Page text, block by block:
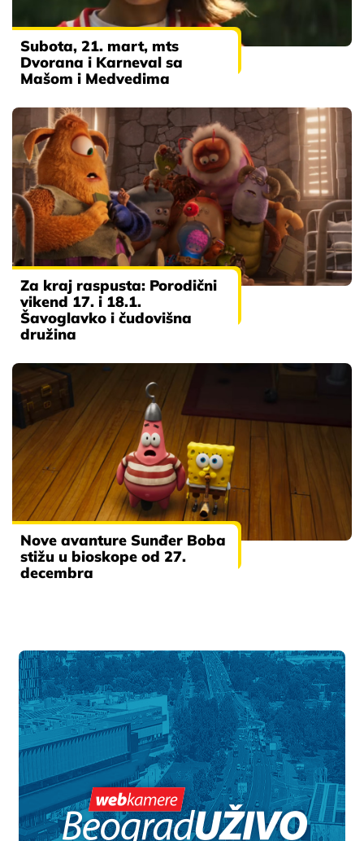
Subota, 21. mart, mts
Dvorana i Karneval sa
Mašom i Medvedima
Za kraj raspusta: Porodični
vikend 17. i 18.1.
Šavoglavko i čudovišna
družina
Nove avanture Sunđer Boba
stižu u bioskope od 27.
decembra